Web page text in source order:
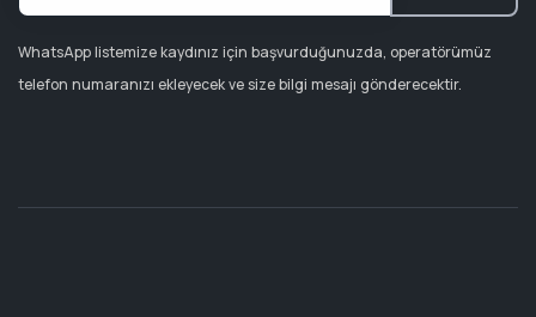
WhatsApp listemize kaydınız için başvurduğunuzda, operatörümüz
telefon numaranızı ekleyecek ve size bilgi mesajı gönderecektir.